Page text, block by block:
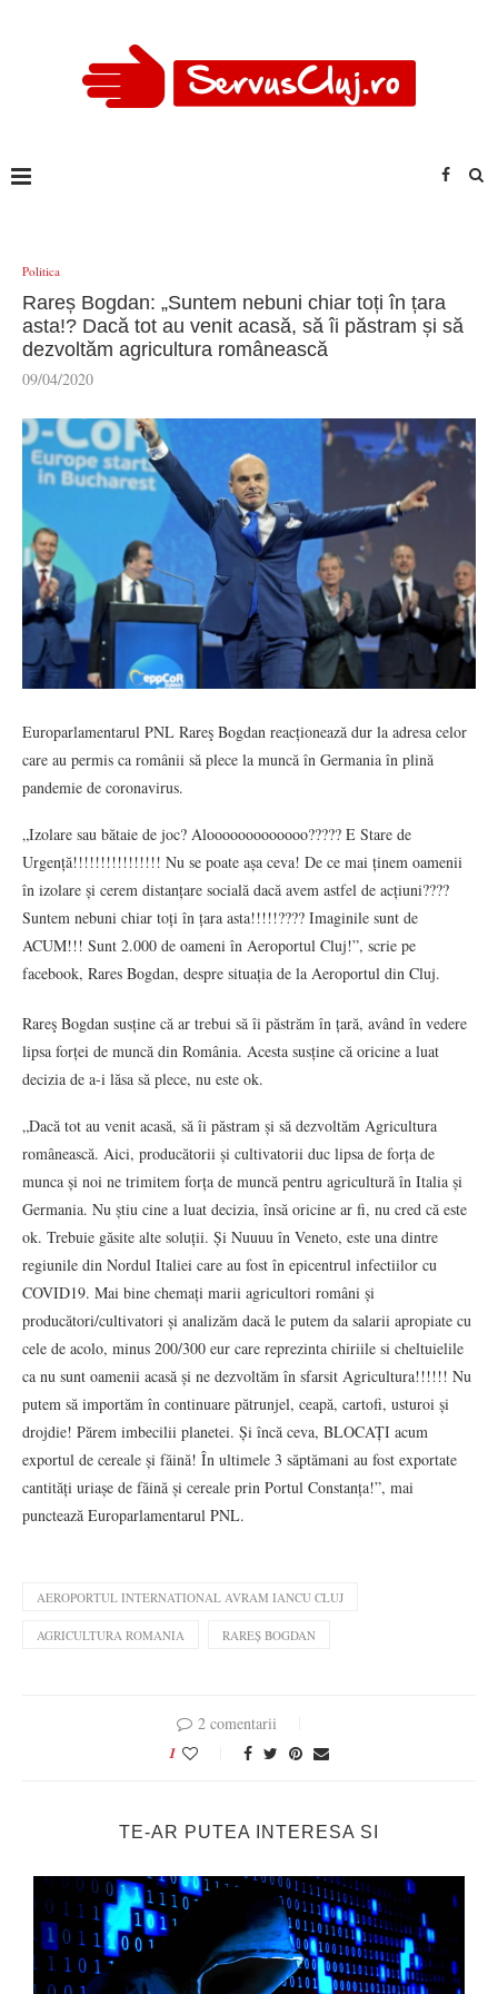
Politica
Rareș Bogdan: „Suntem nebuni chiar toți în țara
asta!? Dacă tot au venit acasă, să îi păstram și să
dezvoltăm agricultura românească
09/04/2020
Europarlamentarul PNL Rareş Bogdan reacționează dur la adresa celor
care au permis ca românii să plece la muncă în Germania în plină
pandemie de coronavirus.
„Izolare sau bătaie de joc? Alooooooooooooo????? E Stare de
Urgență!!!!!!!!!!!!!!!! Nu se poate așa ceva! De ce mai ținem oamenii
în izolare și cerem distanțare socială dacă avem astfel de acțiuni????
Suntem nebuni chiar toți în țara asta!!!!!???? Imaginile sunt de
ACUM!!! Sunt 2.000 de oameni în Aeroportul Cluj!”, scrie pe
facebook, Rares Bogdan, despre situația de la Aeroportul din Cluj.
Rareş Bogdan susține că ar trebui să îi păstrăm în țară, având în vedere
lipsa forței de muncă din România. Acesta susține că oricine a luat
decizia de a-i lăsa să plece, nu este ok.
„Dacă tot au venit acasă, să îi păstram și să dezvoltăm Agricultura
românească. Aici, producătorii și cultivatorii duc lipsa de forța de
munca și noi ne trimitem forța de muncă pentru agricultură în Italia și
Germania. Nu știu cine a luat decizia, însă oricine ar fi, nu cred că este
ok. Trebuie găsite alte soluții. Și Nuuuu în Veneto, este una dintre
regiunile din Nordul Italiei care au fost în epicentrul infectiilor cu
COVID19. Mai bine chemați marii agricultori români și
producători/cultivatori și analizăm dacă le putem da salarii apropiate cu
cele de acolo, minus 200/300 eur care reprezinta chiriile si cheltuielile
ca nu sunt oamenii acasă și ne dezvoltăm în sfarsit Agricultura!!!!!! Nu
putem să importăm în continuare pătrunjel, ceapă, cartofi, usturoi și
drojdie! Părem imbecilii planetei. Și încă ceva, BLOCAȚI acum
exportul de cereale și făină! În ultimele 3 săptămani au fost exportate
cantități uriașe de făină și cereale prin Portul Constanța!”, mai
punctează Europarlamentarul PNL.
AEROPORTUL INTERNATIONAL AVRAM IANCU CLUJ
AGRICULTURA ROMANIA RAREȘ BOGDAN
2 comentarii
1
TE-AR PUTEA INTERESA SI